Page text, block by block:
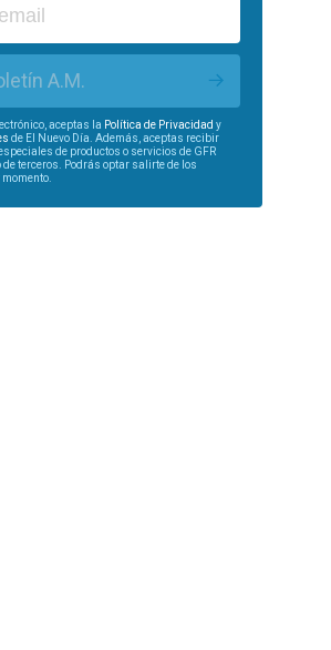
A.M.
aceptas la Política de Privacidad y
de El Nuevo Día. Además, aceptas recibir
de productos o servicios de GFR
terceros. Podrás optar salirte de los